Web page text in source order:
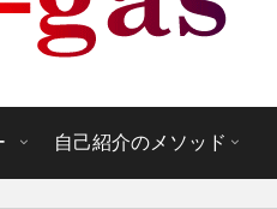
自己紹介のメソッド